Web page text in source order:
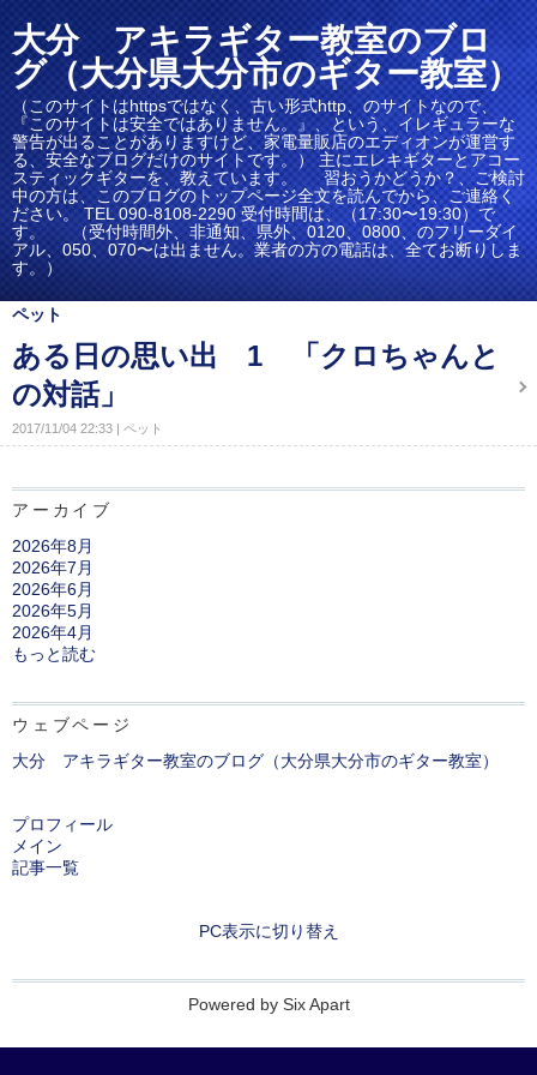
大分 アキラギター教室のブロ
グ（大分県大分市のギター教室）
（このサイトはhttpsではなく、古い形式http、のサイトなので、
『このサイトは安全ではありません。』、という、イレギュラーな
警告が出ることがありますけど、家電量販店のエディオンが運営す
る、安全なブログだけのサイトです。） 主にエレキギターとアコー
スティックギターを、教えています。 習おうかどうか？、ご検討
中の方は、このブログのトップページ全文を読んでから、ご連絡く
ださい。 TEL 090-8108-2290 受付時間は、（17:30〜19:30）で
す。 （受付時間外、非通知、県外、0120、0800、のフリーダイ
アル、050、070〜は出ません。業者の方の電話は、全てお断りしま
す。）
ペット
ある日の思い出 1 「クロちゃんと
の対話」
2017/11/04 22:33 ペット
アーカイブ
2026年8月
2026年7月
2026年6月
2026年5月
2026年4月
もっと読む
ウェブページ
大分 アキラギター教室のブログ（大分県大分市のギター教室）
プロフィール
メイン
記事一覧
PC表示に切り替え
Powered by Six Apart